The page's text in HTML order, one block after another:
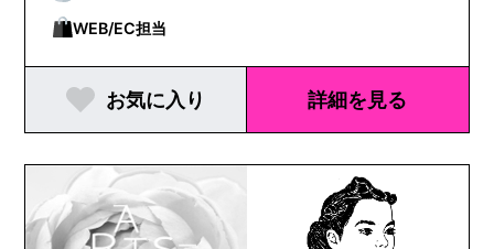
WEB/EC担当
お気に入り 詳細を見る